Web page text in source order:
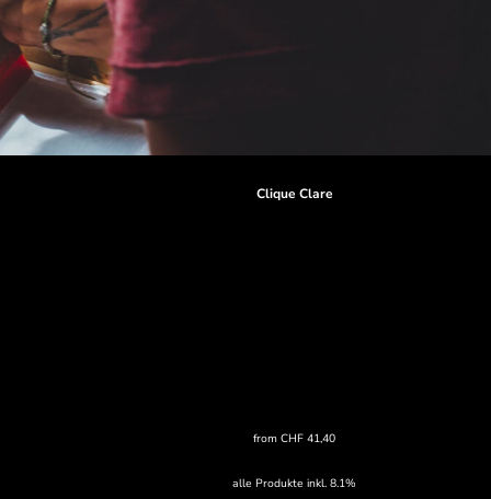
Clique Clare
fromCHF 41,40
alle Produkte inkl. 8.1%